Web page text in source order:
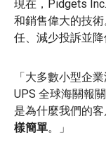
現在，Pidgets
和銷售偉大的技
任、減少投訴並降
「大多數小型企
UPS 全球海關報
是為什麼我們的
樣簡單。」